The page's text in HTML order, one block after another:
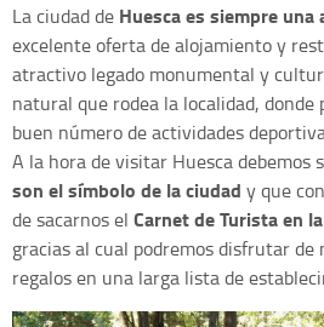
La ciudad de Huesca es siempre
excelente oferta de alojamiento y
atractivo legado monumental y
natural que rodea la localidad, donde
buen número de actividades
A la hora de visitar Huesca debemos
son el símbolo de la ciudad y que
de sacarnos el Carnet de Turista en
gracias al cual podremos disfrutar de
regalos en una larga lista de